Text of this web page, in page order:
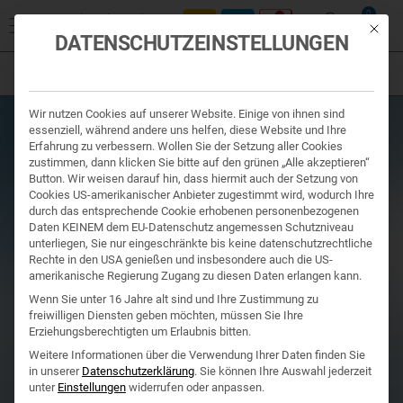
0
Organe & Organ Uhr
Traditionelle Medizin
Nahrungsergänzung
Kosmetik und Hygiene
Ihr Apotheker
Nahrungsergänzung/ WESTEND PQQ PLUS
++ für mehr Energie im Alltag ++ 60 KAPSELN
Mit
DATENSCHUTZEINSTELLUNGEN
Wir nutzen Cookies auf unserer Website. Einige von ihnen sind
essenziell, während andere uns helfen, diese Website und Ihre
Erfahrung zu verbessern. Wollen Sie der Setzung aller Cookies
zustimmen, dann klicken Sie bitte auf den grünen „Alle akzeptieren“
Button. Wir weisen darauf hin, dass hiermit auch der Setzung von
Cookies US-amerikanischer Anbieter zugestimmt wird, wodurch Ihre
durch das entsprechende Cookie erhobenen personenbezogenen
Daten KEINEM dem EU-Datenschutz angemessen Schutzniveau
unterliegen, Sie nur eingeschränkte bis keine datenschutzrechtliche
Rechte in den USA genießen und insbesondere auch die US-
amerikanische Regierung Zugang zu diesen Daten erlangen kann.
Wenn Sie unter 16 Jahre alt sind und Ihre Zustimmung zu
freiwilligen Diensten geben möchten, müssen Sie Ihre
Erziehungsberechtigten um Erlaubnis bitten.
Weitere Informationen über die Verwendung Ihrer Daten finden Sie
in unserer Datenschutzerklärung. Sie können Ihre Auswahl jederzeit
unter Einstellungen widerrufen oder anpassen.